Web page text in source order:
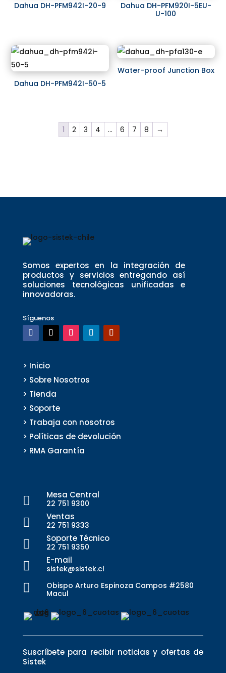
Dahua DH-PFM942I-20-9
Dahua DH-PFM920I-5EU-
U-100
Dahua DH-PFM942I-50-5
Water-proof Junction Box
1 2 3 4 … 6 7 8 →
Somos expertos en la integración de
productos y servicios entregando así
soluciones tecnológicas unificadas e
innovadoras.
Síguenos
> Inicio
> Sobre Nosotros
> Tienda
> Soporte
> Trabaja con nosotros
> Políticas de devolución
> RMA Garantía
 Mesa Central
22 751 9300
 Ventas
22 751 9333
 Soporte Técnico
22 751 9350
 E-mail
sistek@sistek.cl

Obispo Arturo Espinoza Campos #2580
Macul
Suscríbete para recibir noticias y ofertas de
Sistek